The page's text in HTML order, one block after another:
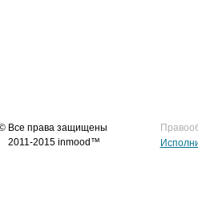
Все права защищены
2011-2015 inmood™